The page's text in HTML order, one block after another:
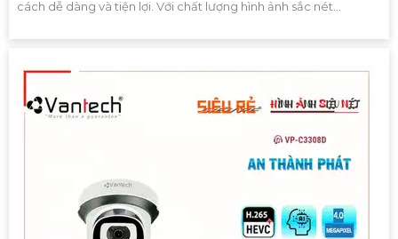
cách dễ dàng và tiện lợi. Với chất lượng hình ảnh sắc nét...